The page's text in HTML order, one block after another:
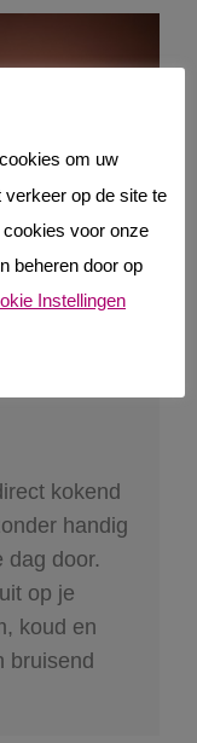
kokend
handig
dag door.
op je
koud en
bruisend
om uw
op de site te
voor onze
beheren door op
Instellingen